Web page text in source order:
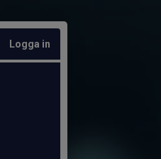
Logga in